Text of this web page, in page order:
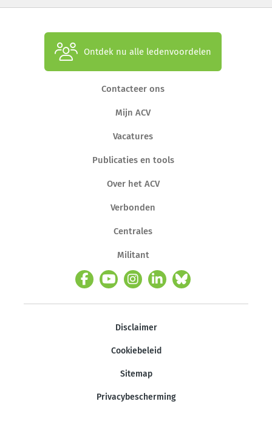
Ontdek nu alle ledenvoordelen
Contacteer ons
Mijn ACV
Vacatures
Publicaties en tools
Over het ACV
Verbonden
Centrales
Militant
Disclaimer
Cookiebeleid
Sitemap
Privacybescherming